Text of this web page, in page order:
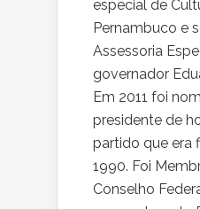
especial de
Pernambuco e
Assessoria
governador
Em 2011 foi
presidente de
partido que era
1990. Foi
Conselho